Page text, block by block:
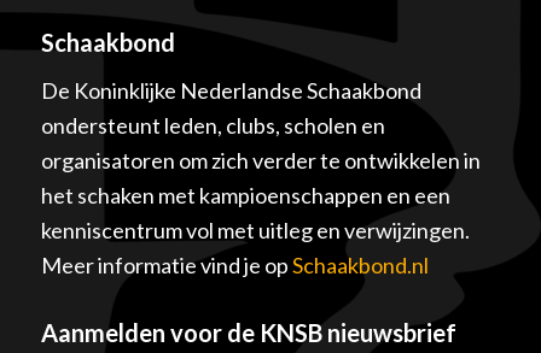
Schaakbond
De Koninklijke Nederlandse Schaakbond
ondersteunt leden, clubs, scholen en
organisatoren om zich verder te ontwikkelen in
het schaken met kampioenschappen en een
kenniscentrum vol met uitleg en verwijzingen.
Meer informatie vind je opSchaakbond.nl
Aanmelden voor de KNSB nieuwsbrief